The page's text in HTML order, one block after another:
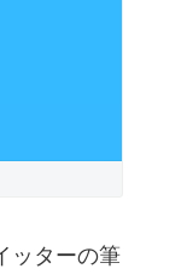
ッターの筆